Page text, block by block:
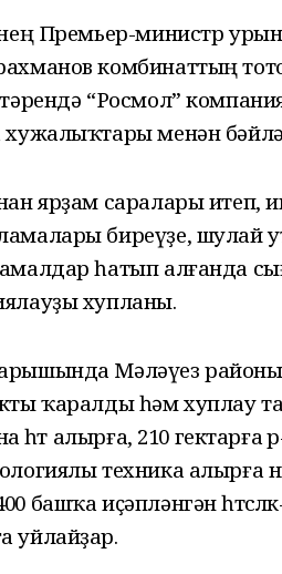
Премьер-министр
комбинаттың
“Росмол”
хужалыҡтары менән
ярҙам саралары итеп,
биреүҙе, шулай
һатып алғанда
хупланы.
Мәләүез районы
ҡаралды һәм хуплау
һөт алырға, 210
техника алырға
башҡа иҫәпләнгән
уйлайҙар.